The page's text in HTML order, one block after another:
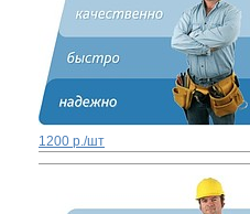
1200 р./шт